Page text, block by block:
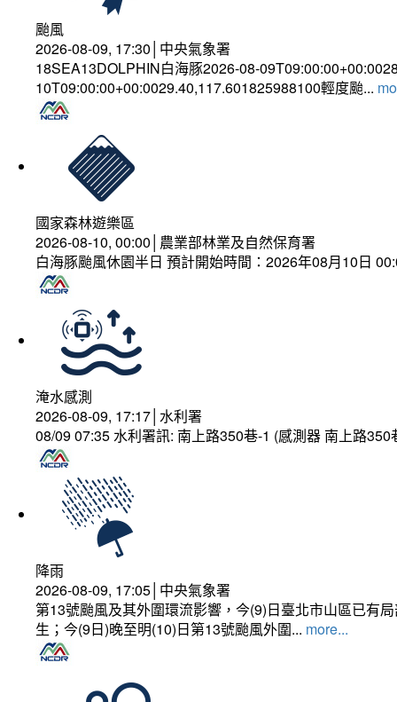
颱風
2026-08-09, 17:30│中央氣象署
18SEA13DOLPHIN白海豚2026-08-
10T09:00:00+00:0029.40,117.601825988100輕度颱...
國家森林遊樂區
2026-08-10, 00:00│農業部林業及自然保育署
白海豚颱風休園半日 預計開始時間：2026年08月10日
淹水感測
2026-08-09, 17:17│水利署
08/09 07:35 水利署訊: 南上路350巷-1 (感測器 南上路
降雨
2026-08-09, 17:05│中央氣象署
第13號颱風及其外圍環流影響，今(9)日臺北市山區已有
生；今(9日)晚至明(10)日第13號颱風外圍... more...